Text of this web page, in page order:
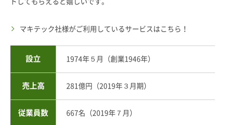
マキテック社様がご利用しているサービスはこちら！
設立 1974年５月（創業1946年）
売上高 281億円（2019年３月期）
従業員数 667名（2019年７月）